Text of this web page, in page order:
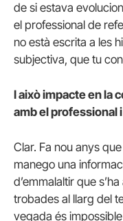
de si estava
el professional de
no està escrita a les
subjectiva, que tu
I això impacte en la
amb el professional
Clar. Fa nou anys
manego una
d’emmalaltir que
trobades al llarg del
vegada és